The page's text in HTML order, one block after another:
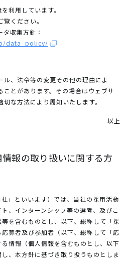
利用しています。
ください。
収集方針：
data_policy/
ル、法令等の変更その他の理由によ
ことがあります。その場合はウェブサ
な方法により周知いたします。
以上
報の取り扱いに関する方
」といいます）では、当社の採用活動
、インターンシップ等の選考、及びこ
を含むものとし、以下、総称して「採
募者及び参加者（以下、総称して「応
情報（個人情報を含むものとし、以下
し、本方針に基づき取り扱うものとしま